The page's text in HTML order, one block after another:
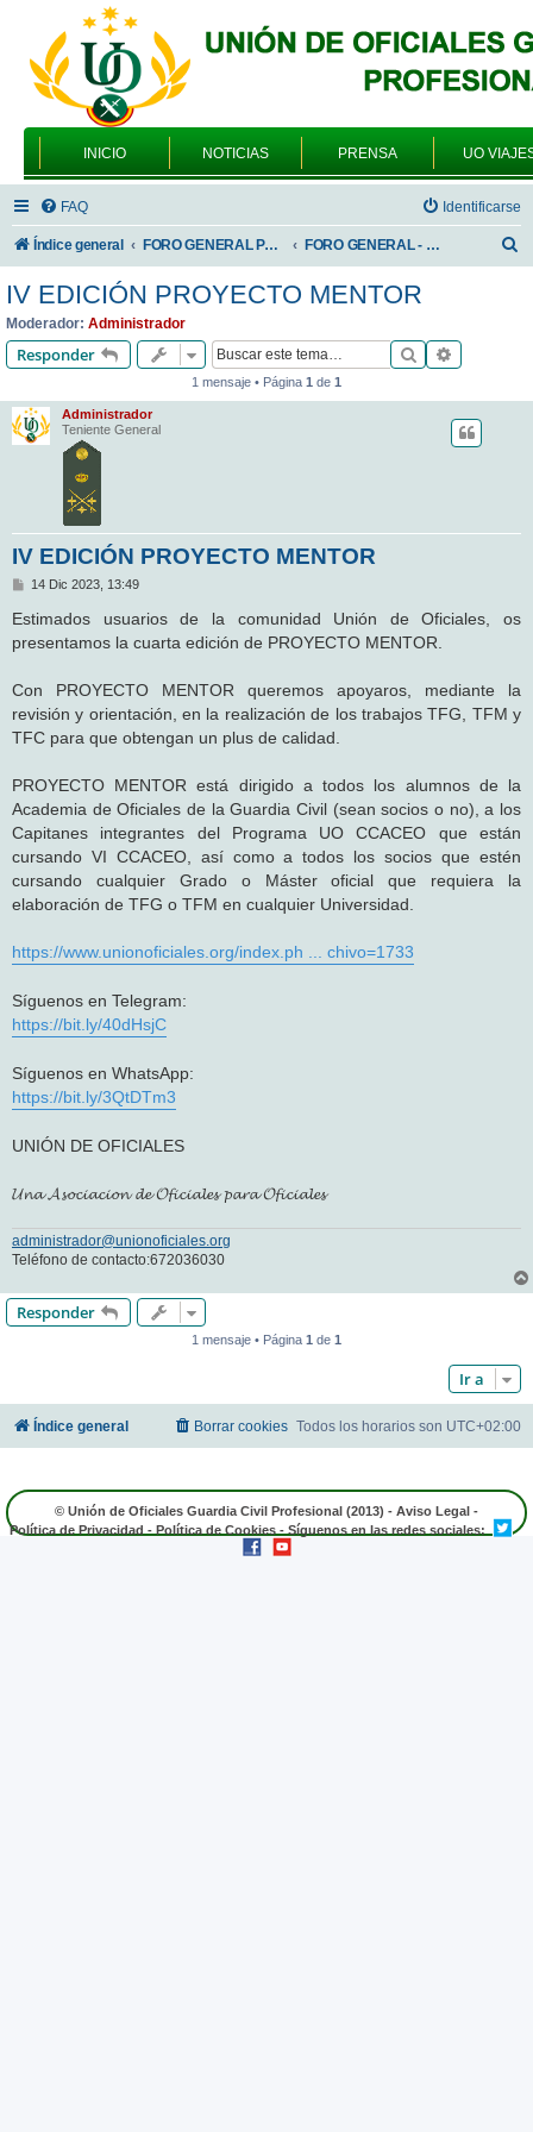
INICIO NOTICIAS PRENSA UO
FAQ Identificarse
Índice general FORO GENERAL PARA TODOS LOS USUARIOS FORO GENERAL - ACADEMIAS DE FORMACIÓN
r
IV EDICIÓN PROYECTO MENTOR
Moderador: Administrador
Responder Buscar
1 mensaje • Página 1 de 1
Administrador
Teniente General
IV EDICIÓN PROYECTO MENTOR
M
n
s
a
14 Dic 2023, 13:49
Estimados usuarios de la comunidad Unión de Oficiales, os
presentamos la cuarta edición de PROYECTO MENTOR.
Con PROYECTO MENTOR queremos apoyaros, mediante la
revisión y orientación, en la realización de los trabajos TFG, TFM y
TFC para que obtengan un plus de calidad.
PROYECTO MENTOR está dirigido a todos los alumnos de la
Academia de Oficiales de la Guardia Civil (sean socios o no), a los
Capitanes integrantes del Programa UO CCACEO que están
cursando VI CCACEO, así como a todos los socios que estén
cursando cualquier Grado o Máster oficial que requiera la
elaboración de TFG o TFM en cualquier Universidad.
https://www.unionoficiales.org/index.ph ... chivo=1733
Síguenos en Telegram:
https://bit.ly/40dHsjC
Síguenos en WhatsApp:
https://bit.ly/3QtDTm3
UNIÓN DE OFICIALES
𝓤𝓷𝓪 𝓐𝓼𝓸𝓬𝓲𝓪𝓬𝓲𝓸𝓷 𝓭𝓮 𝓞𝓯𝓲𝓬𝓲𝓪𝓵𝓮𝓼 𝓹𝓪𝓻𝓪 𝓞𝓯𝓲𝓬𝓲𝓪𝓵𝓮𝓼
administrador@unionoficiales.org
Teléfono de contacto:672036030
Responder
1 mensaje • Página 1 de 1
Ir a
Índice general Todos los horarios son UTC+02:00
Borrar cookies
© Unión de Oficiales Guardia Civil Profesional (2013) - Aviso Legal -
Política de Privacidad - Política de Cookies - Síguenos en las redes sociales: